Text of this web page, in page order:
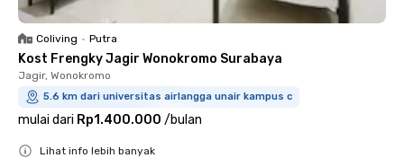
Coliving • Putra
Kost Frengky Jagir Wonokromo Surabaya
Jagir, Wonokromo
5.6 km dari universitas airlangga unair kampus c
mulai dari Rp1.400.000 /bulan
Lihat info lebih banyak